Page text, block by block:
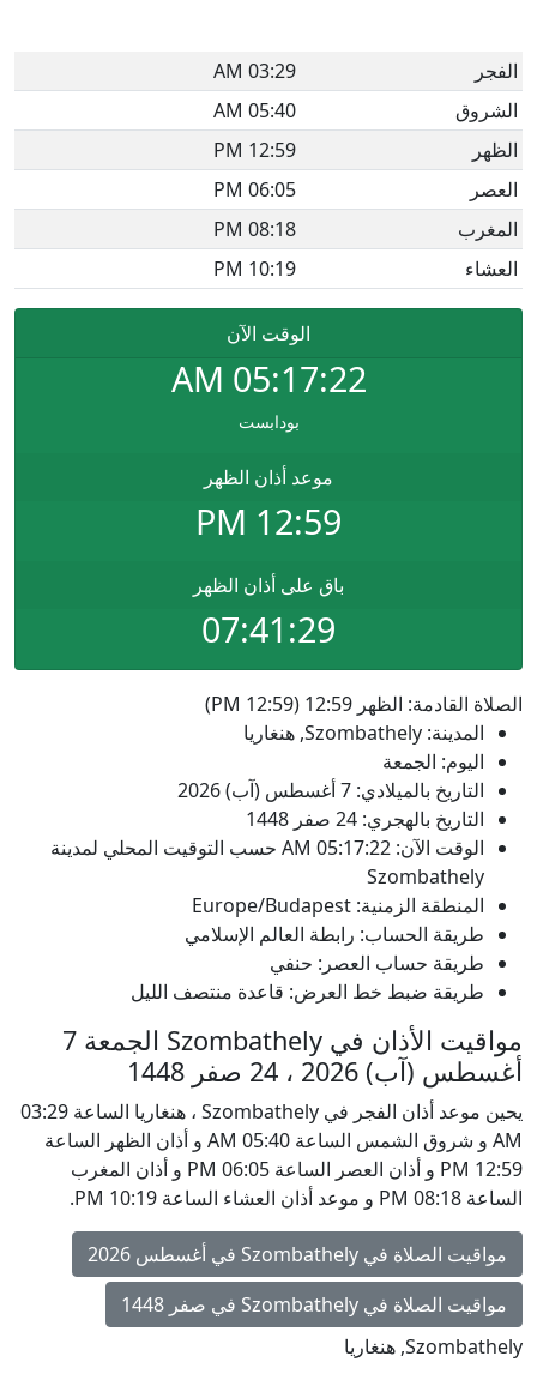
الفجر
03:29 AM
الشروق
05:40 AM
الظهر
12:59 PM
العصر
06:05 PM
المغرب
08:18 PM
العشاء
10:19 PM
الوقت الآن
05:17:22
AM
بودابست
موعد أذان الظهر
12:59 PM
باق على أذان الظهر
07:41:29
الصلاة القادمة: الظهر 12:59 (12:59 PM)
المدينة: Szombathely, هنغاريا
اليوم: الجمعة
التاريخ بالميلادي: 7 أغسطس (آب) 2026
التاريخ بالهجري: 24 صفر 1448
الوقت الآن: 05:17:22
AM حسب التوقيت المحلي لمدينة
Szombathely
المنطقة الزمنية: Europe/Budapest
طريقة الحساب: رابطة العالم الإسلامي
طريقة حساب العصر: حنفي
طريقة ضبط خط العرض: قاعدة منتصف الليل
مواقيت الأذان في Szombathely الجمعة 7
أغسطس (آب) 2026 ، 24 صفر 1448
يحين موعد أذان الفجر في Szombathely ، هنغاريا الساعة 03:29
AM و شروق الشمس الساعة 05:40 AM و أذان الظهر الساعة
12:59 PM و أذان العصر الساعة 06:05 PM و أذان المغرب
الساعة 08:18 PM و موعد أذان العشاء الساعة 10:19 PM.
مواقيت الصلاة في Szombathely في أغسطس 2026
مواقيت الصلاة في Szombathely في صفر 1448
Szombathely, هنغاريا